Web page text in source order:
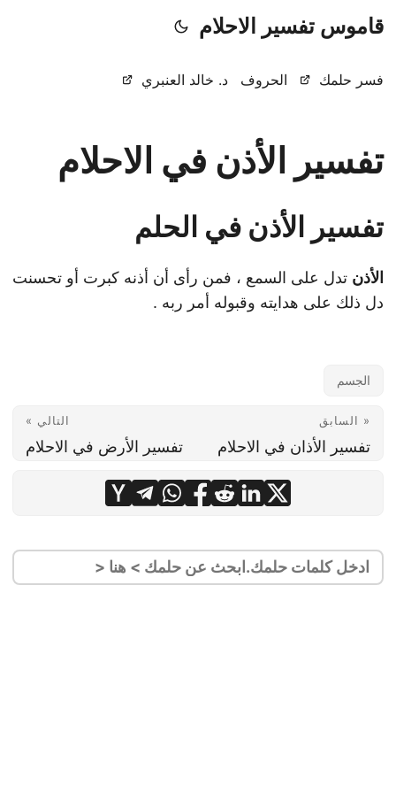
قاموس تفسير الاحلام
فسر حلمك الحروف د. خالد العنبري
تفسير الأذن في الاحلام
تفسير الأذن في الحلم
الأذن تدل على السمع ، فمن رأى أن أذنه كبرت أو تحسنت
دل ذلك على هدايته وقبوله أمر ربه .
الجسم
« السابق
تفسير الأذان في الاحلام
التالي »
تفسير الأرض في الاحلام